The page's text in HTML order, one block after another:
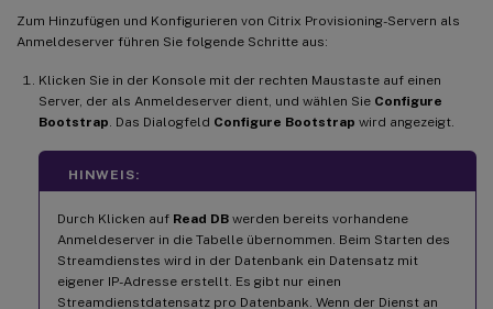
Zum Hinzufügen und Konfigurieren von Citrix Provisioning-Servern als
Anmeldeserver führen Sie folgende Schritte aus:
Klicken Sie in der Konsole mit der rechten Maustaste auf einen
Server, der als Anmeldeserver dient, und wählen Sie Configure
Bootstrap . Das Dialogfeld Configure Bootstrap wird angezeigt.
HINWEIS:
Durch Klicken auf Read DB werden bereits vorhandene
Anmeldeserver in die Tabelle übernommen. Beim Starten des
Streamdienstes wird in der Datenbank ein Datensatz mit
eigener IP-Adresse erstellt. Es gibt nur einen
Streamdienstdatensatz pro Datenbank. Wenn der Dienst an